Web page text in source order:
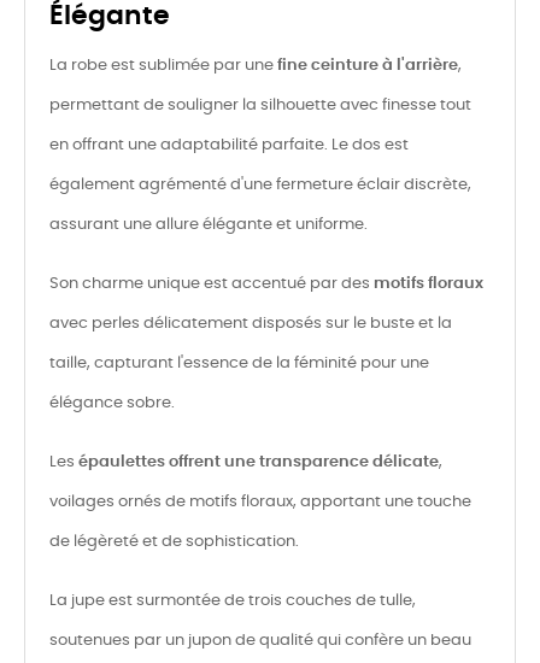
Élégante
La robe est sublimée par une fine ceinture à l'arrière,
permettant de souligner la silhouette avec finesse tout
en offrant une adaptabilité parfaite. Le dos est
également agrémenté d'une fermeture éclair discrète,
assurant une allure élégante et uniforme.
Son charme unique est accentué par des motifs floraux
avec perles délicatement disposés sur le buste et la
taille, capturant l'essence de la féminité pour une
élégance sobre.
Les épaulettes offrent une transparence délicate,
voilages ornés de motifs floraux, apportant une touche
de légèreté et de sophistication.
La jupe est surmontée de trois couches de tulle,
soutenues par un jupon de qualité qui confère un beau